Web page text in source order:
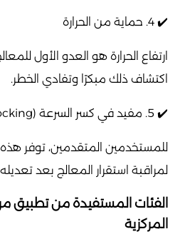
✔️ 4. حماية من الحرارة
ارتفاع الحرارة هو العدو الأول
اكتشاف ذلك مبكرًا وتفادي الخطر.
✔️ 5. مفيد في كسر السرعة (Overclocking)
للمستخدمين المتقدمين، توفر
لمراقبة استقرار المعالج بعد
الفئات المستفيدة من تطبيق
المركزية